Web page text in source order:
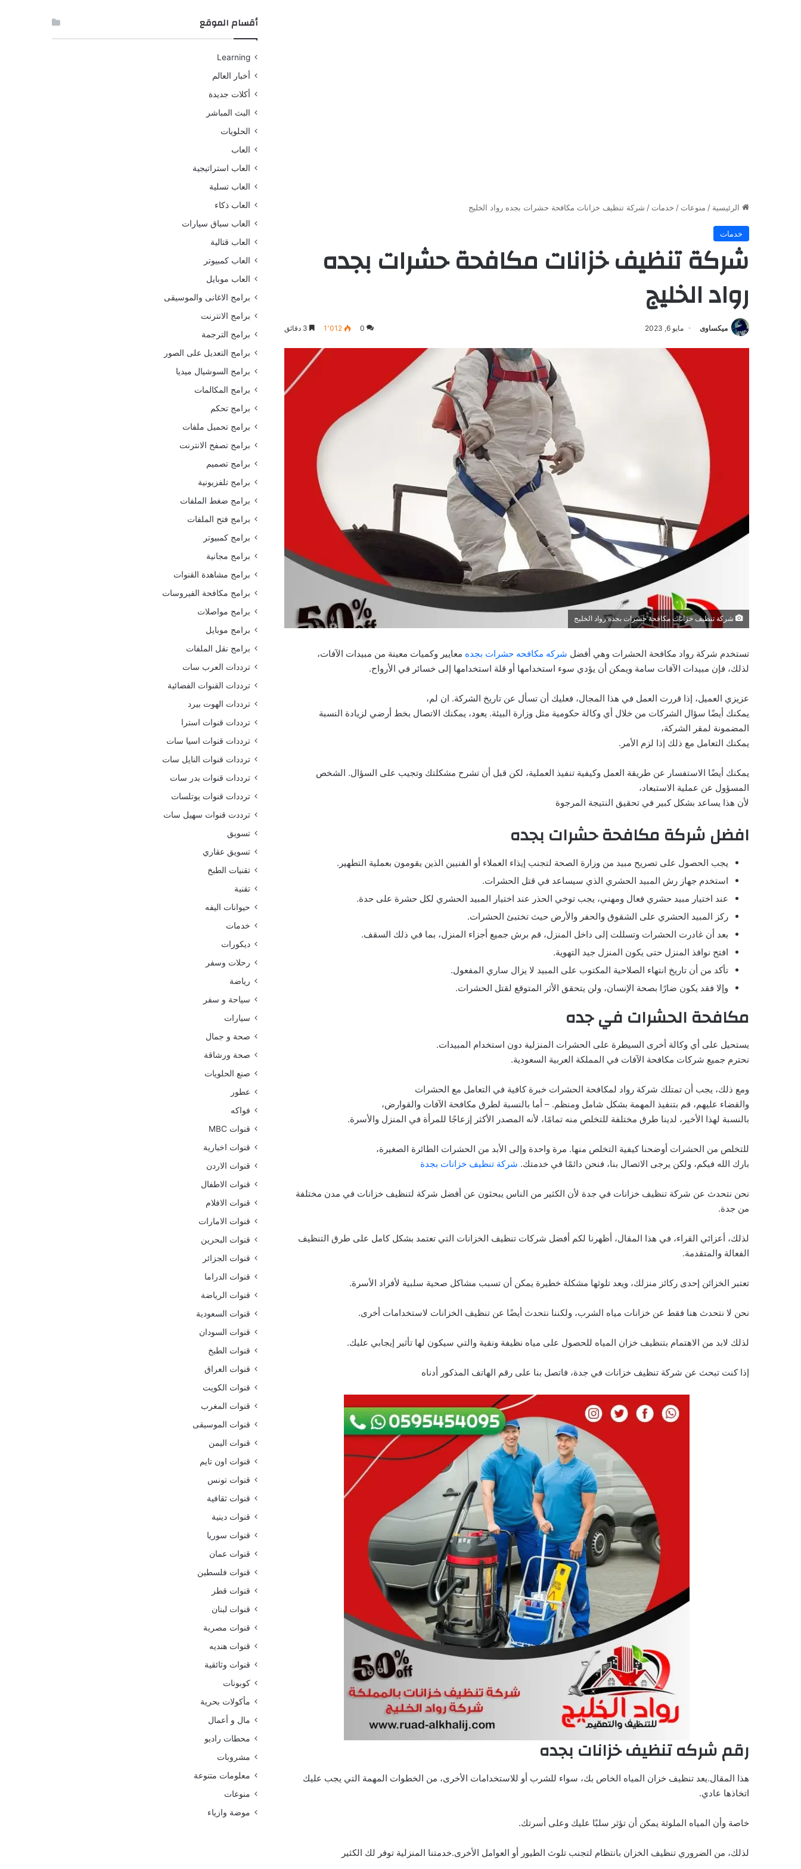
الرئيسية / منوعات / خدمات / شركة تنظيف خزانات مكافحة حشرات بجده رواد الخليج
خدمات
شركة تنظيف خزانات مكافحة حشرات بجده
رواد الخليج
ميكساوى مايو 6, 2023 0 1٬012
شركة تنظيف خزانات مكافحة حشرات بجده رواد الخليج
تستخدم شركة رواد مكافحة الحشرات وهي أفضل شركه مكافحه حشرات بجده معايير وكميات معينة من مبيدات الآفات،
لذلك، فإن مبيدات الآفات سامة ويمكن أن يؤدي سوء استخدامها أو قلة استخدامها إلى خسائر في الأرواح.
عزيزي العميل، إذا قررت العمل في هذا المجال، فعليك أن تسأل عن تاريخ الشركة. ان لم،
يمكنك أيضًا سؤال الشركات من خلال أي وكالة حكومية مثل وزارة البيئة. يعود، يمكنك الاتصال بخط أرضي لزيادة النسبة
المضمونة لمقر الشركة،
يمكنك التعامل مع ذلك إذا لزم الأمر.
يمكنك أيضًا الاستفسار عن طريقة العمل وكيفية تنفيذ العملية، لكن قبل أن تشرح مشكلتك وتجيب على السؤال. الشخص
المسؤول عن عملية الاستبعاد،
لأن هذا يساعد بشكل كبير في تحقيق النتيجة المرجوة
افضل شركة مكافحة حشرات بجده
يجب الحصول على تصريح مبيد من وزارة الصحة لتجنب إيذاء العملاء أو الفنيين الذين يقومون بعملية التطهير.
استخدم جهاز رش المبيد الحشري الذي سيساعد في قتل الحشرات.
عند اختيار مبيد حشري فعال ومهني، يجب توخي الحذر عند اختيار المبيد الحشري لكل حشرة على حدة.
ركز المبيد الحشري على الشقوق والحفر والأرض حيث تختبئ الحشرات.
بعد أن غادرت الحشرات وتسللت إلى داخل المنزل، قم برش جميع أجزاء المنزل، بما في ذلك السقف.
افتح نوافذ المنزل حتى يكون المنزل جيد التهوية.
تأكد من أن تاريخ انتهاء الصلاحية المكتوب على المبيد لا يزال ساري المفعول.
وإلا فقد يكون ضارًا بصحة الإنسان، ولن يتحقق الأثر المتوقع لقتل الحشرات.
مكافحة الحشرات في جده
يستحيل على أي وكالة أخرى السيطرة على الحشرات المنزلية دون استخدام المبيدات.
نحترم جميع شركات مكافحة الآفات في المملكة العربية السعودية.
ومع ذلك، يجب أن تمتلك شركة رواد لمكافحة الحشرات خبرة كافية في التعامل مع الحشرات
والقضاء عليهم، قم بتنفيذ المهمة بشكل شامل ومنظم. – أما بالنسبة لطرق مكافحة الآفات والقوارض،
بالنسبة لهذا الأخير، لدينا طرق مختلفة للتخلص منه تمامًا، لأنه المصدر الأكثر إزعاجًا للمرأة في المنزل والأسرة.
للتخلص من الحشرات أوضحنا كيفية التخلص منها. مرة واحدة وإلى الأبد من الحشرات الطائرة الصغيرة،
بارك الله فيكم، ولكن يرجى الاتصال بنا، فنحن دائمًا في خدمتك. شركة تنظيف خزانات بجدة
نحن نتحدث عن شركة تنظيف خزانات في جدة لأن الكثير من الناس يبحثون عن أفضل شركة لتنظيف خزانات في مدن مختلفة
من جدة.
لذلك، أعزائي القراء، في هذا المقال، أظهرنا لكم أفضل شركات تنظيف الخزانات التي تعتمد بشكل كامل على طرق التنظيف
الفعالة والمتقدمة.
تعتبر الخزائن إحدى ركائز منزلك، ويعد تلوثها مشكلة خطيرة يمكن أن تسبب مشاكل صحية سلبية لأفراد الأسرة.
نحن لا نتحدث هنا فقط عن خزانات مياه الشرب، ولكننا نتحدث أيضًا عن تنظيف الخزانات لاستخدامات أخرى.
لذلك لابد من الاهتمام بتنظيف خزان المياه للحصول على مياه نظيفة ونقية والتي سيكون لها تأثير إيجابي عليك.
إذا كنت تبحث عن شركة تنظيف خزانات في جدة، فاتصل بنا على رقم الهاتف المذكور أدناه
رقم شركه تنظيف خزانات بجده
هذا المقال.يعد تنظيف خزان المياه الخاص بك، سواء للشرب أو للاستخدامات الأخرى، من الخطوات المهمة التي يجب عليك
اتخاذها عادي.
خاصة وأن المياه الملوثة يمكن أن تؤثر سلبًا عليك وعلى أسرتك.
لذلك، من الضروري تنظيف الخزان بانتظام لتجنب تلوث الطيور أو العوامل الأخرى.خدمتنا المنزلية توفر لك الكثير
أقسام الموقع
Learning
أخبار العالم
أكلات جديدة
البث المباشر
الحلويات
العاب
العاب استراتيجية
العاب تسلية
العاب ذكاء
العاب سباق سيارات
العاب قتالية
العاب كمبيوتر
العاب موبايل
برامج الاغانى والموسيقى
برامج الانترنت
برامج الترجمة
برامج التعديل على الصور
برامج السوشيال ميديا
برامج المكالمات
برامج تحكم
برامج تحميل ملفات
برامج تصفح الانترنت
برامج تصميم
برامج تلفزيونية
برامج ضغط الملفات
برامج فتح الملفات
برامج كمبيوتر
برامج مجانية
برامج مشاهدة القنوات
برامج مكافحة الفيروسات
برامج مواصلات
برامج موبايل
برامج نقل الملفات
ترددات العرب سات
ترددات القنوات الفضائية
ترددات الهوت بيرد
ترددات قنوات استرا
ترددات قنوات اسيا سات
ترددات قنوات النايل سات
ترددات قنوات بدر سات
ترددات قنوات يوتلسات
ترددت قنوات سهيل سات
تسويق
تسويق عقاري
تقنيات الطبخ
تقنية
حيوانات اليفه
خدمات
ديكورات
رحلات وسفر
رياضة
سياحة و سفر
سيارات
صحة و جمال
صحة ورشاقة
صنع الحلويات
عطور
فواكه
قنوات MBC
قنوات اخبارية
قنوات الاردن
قنوات الاطفال
قنوات الافلام
قنوات الامارات
قنوات البحرين
قنوات الجزائر
قنوات الدراما
قنوات الرياضة
قنوات السعودية
قنوات السودان
قنوات الطبخ
قنوات العراق
قنوات الكويت
قنوات المغرب
قنوات الموسيقى
قنوات اليمن
قنوات اون تايم
قنوات تونس
قنوات ثقافية
قنوات دينية
قنوات سوريا
قنوات عمان
قنوات فلسطين
قنوات قطر
قنوات لبنان
قنوات مصرية
قنوات هنديه
قنوات وثائقية
كوبونات
مأكولات بحرية
مال و أعمال
محطات راديو
مشروبات
معلومات متنوعة
منوعات
موضة وازياء